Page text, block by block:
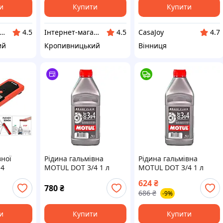
Інтернет-магазин "Запчастинки"
4.5
Купити
Інтернет-магазин "Запчастинки"
4.5
Кропивницький
Купити
CasaJoy
4.7
Вінниця
[28]
Рідина гальмівна
MOTUL DOT 3/4 1 л
780₴
Купити
Рідина гальмівна
MOTUL DOT 3/4 1 л
624 ₴
686 ₴ -9%
Купити